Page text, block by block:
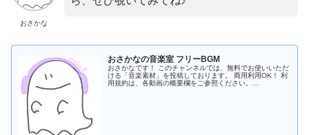
おさかな
おさかなの音楽室 フリーBGM
おさかなです！ このチャンネルでは、無料でお使いいただ
ける「音楽素材」を投稿しております。 商用利用OK！ 利
用規約は、各動画の概要欄をご参照ください。